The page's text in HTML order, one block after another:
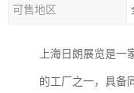
可售地区
上海日朗展览是
的工厂之一，具备